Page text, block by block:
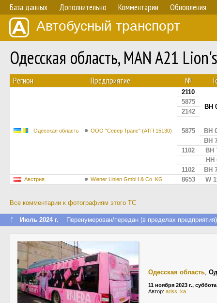
База данных Дополнительно Комментарии Обновления
Автобусный транспорт
Одесская область, MAN A21
Регион Предприятие №
Одесская область ООО "Север Транс" (АТП 15130)
2110
BH
5875
2142
5875
BH
BH
1102
BH
HH
1102
BH
Австрия Wiener Linien GmbH & Co. KG 8653 W
Все комментарии к фотографиям этого ТС
↑ Июль 2024 г. Перенумерован/передан (в пределах предприятия)
Одесская область,
11 ноября 2023 г., суббота
Автор: ariss_ka